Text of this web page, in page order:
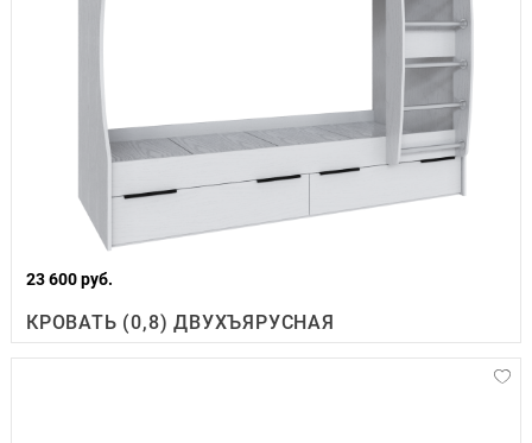
23 600 руб.
КРОВАТЬ (0,8) ДВУХЪЯРУСНАЯ